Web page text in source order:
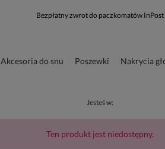
Bezpłatny zwrot do paczkomatów InPost
Akcesoria do snu Poszewki Nakrycia
Jesteś w:
Ten produkt jest niedostępny.